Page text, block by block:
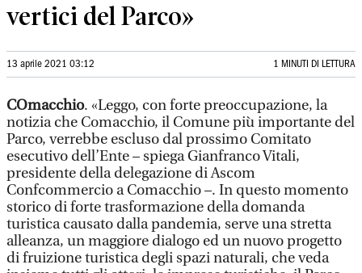
vertici del Parco»
13 aprile 2021 03:12 1 MINUTI DI LETTURA
COmacchio. «Leggo, con forte preoccupazione, la
notizia che Comacchio, il Comune più importante del
Parco, verrebbe escluso dal prossimo Comitato
esecutivo dell’Ente – spiega Gianfranco Vitali,
presidente della delegazione di Ascom
Confcommercio a Comacchio –. In questo momento
storico di forte trasformazione della domanda
turistica causato dalla pandemia, serve una stretta
alleanza, un maggiore dialogo ed un nuovo progetto
di fruizione turistica degli spazi naturali, che veda